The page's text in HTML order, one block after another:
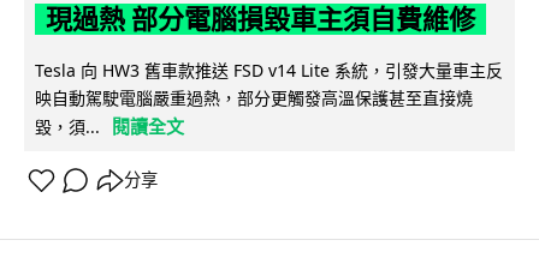
現過熱 部分電腦損毀車主須自費維修
Tesla 向 HW3 舊車款推送 FSD v14 Lite 系統，引發大量車主反
映自動駕駛電腦嚴重過熱，部分更觸發高溫保護甚至直接燒
毀，須...
閱讀全文
分享